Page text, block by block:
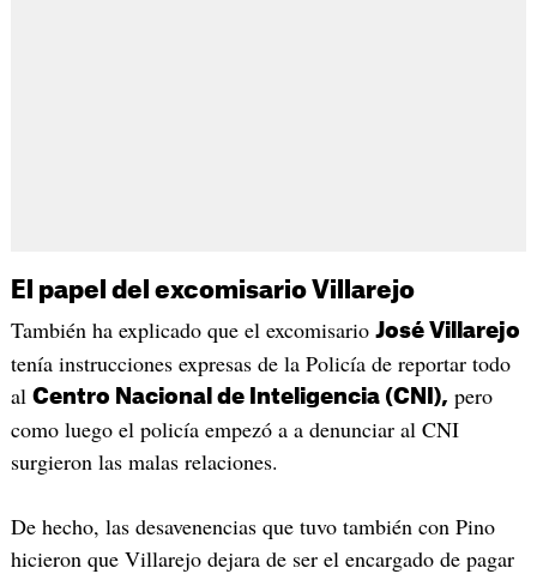
El papel del excomisario Villarejo
También ha explicado que el excomisario José Villarejo
tenía instrucciones expresas de la Policía de reportar todo
al Centro Nacional de Inteligencia (CNI), pero
como luego el policía empezó a a denunciar al CNI
surgieron las malas relaciones.
De hecho, las desavenencias que tuvo también con Pino
hicieron que Villarejo dejara de ser el encargado de pagar